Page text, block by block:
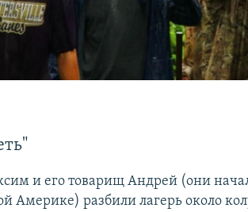
и его товарищ Андрей (они
Америке) разбили лагерь около